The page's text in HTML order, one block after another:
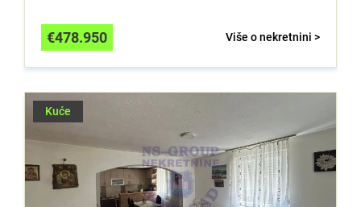
Više o nekretnini >
€478.950
Kuće